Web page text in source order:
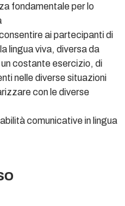
fondamentale per lo
ai partecipanti di
lingua viva, diversa da
costante esercizio, di
nelle diverse situazioni
con le diverse
comunicative in lingua